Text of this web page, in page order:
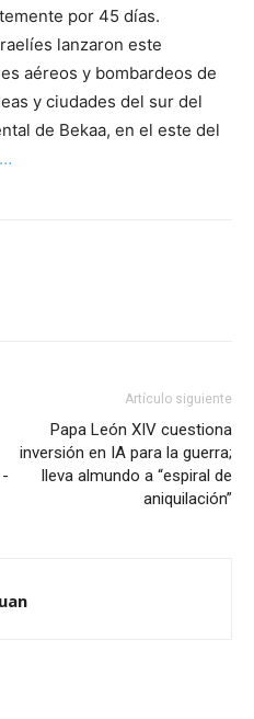
por 45 días.
lanzaron este
aéreos y bombardeos de
y ciudades del sur del
de Bekaa, en el este del
Artículo siguiente
Papa León XIV cuestiona
inversión en IA para la guerra;
lleva almundo a “espiral de
aniquilación”